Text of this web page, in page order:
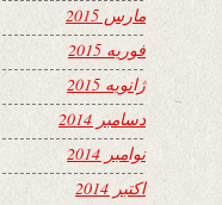
مارس 2015
فوریه 2015
ژانویه 2015
دسامبر 2014
نوامبر 2014
اکتبر 2014